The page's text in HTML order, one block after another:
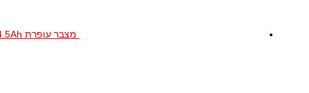
מצבר עופרת 4V-4.5Ah